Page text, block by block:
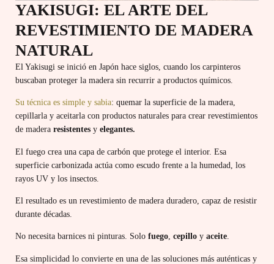
YAKISUGI: EL ARTE DEL
REVESTIMIENTO DE MADERA
NATURAL
El Yakisugi se inició en Japón hace siglos, cuando los carpinteros
buscaban proteger la madera sin recurrir a productos químicos.
Su técnica es simple y sabia: quemar la superficie de la madera,
cepillarla y aceitarla con productos naturales para crear revestimientos
de madera resistentes y elegantes.
El fuego crea una capa de carbón que protege el interior. Esa
superficie carbonizada actúa como escudo frente a la humedad, los
rayos UV y los insectos.
El resultado es un revestimiento de madera duradero, capaz de resistir
durante décadas.
No necesita barnices ni pinturas. Solo fuego, cepillo y aceite.
Esa simplicidad lo convierte en una de las soluciones más auténticas y